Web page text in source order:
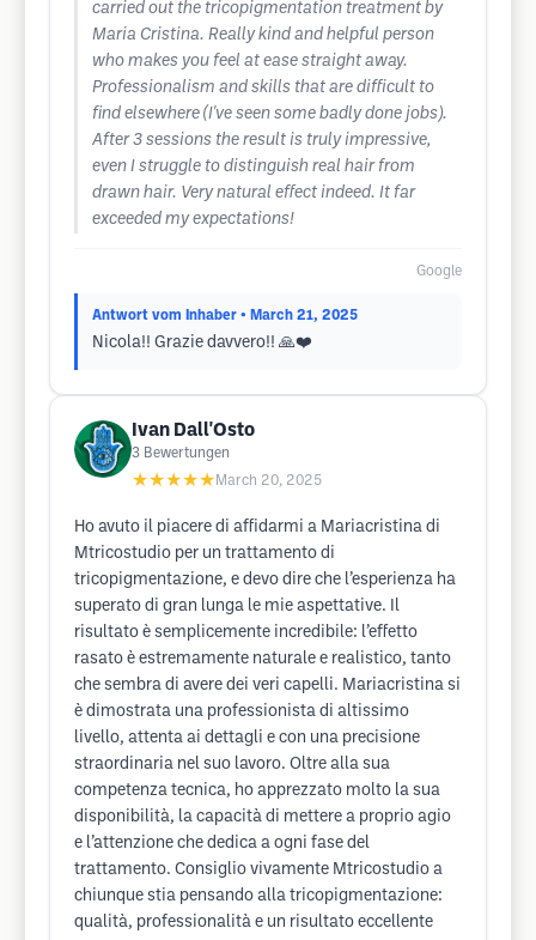
carried out the tricopigmentation treatment by
Maria Cristina. Really kind and helpful person
who makes you feel at ease straight away.
Professionalism and skills that are difficult to
find elsewhere (I've seen some badly done jobs).
After 3 sessions the result is truly impressive,
even I struggle to distinguish real hair from
drawn hair. Very natural effect indeed. It far
exceeded my expectations!
Google
Antwort vom Inhaber • March 21, 2025
Nicola!! Grazie davvero!! 🙏❤️
Ivan Dall'Osto
3 Bewertungen
★★★★★ March 20, 2025
Ho avuto il piacere di affidarmi a Mariacristina di
Mtricostudio per un trattamento di
tricopigmentazione, e devo dire che l’esperienza ha
superato di gran lunga le mie aspettative. Il
risultato è semplicemente incredibile: l’effetto
rasato è estremamente naturale e realistico, tanto
che sembra di avere dei veri capelli. Mariacristina si
è dimostrata una professionista di altissimo
livello, attenta ai dettagli e con una precisione
straordinaria nel suo lavoro. Oltre alla sua
competenza tecnica, ho apprezzato molto la sua
disponibilità, la capacità di mettere a proprio agio
e l’attenzione che dedica a ogni fase del
trattamento. Consiglio vivamente Mtricostudio a
chiunque stia pensando alla tricopigmentazione:
qualità, professionalità e un risultato eccellente